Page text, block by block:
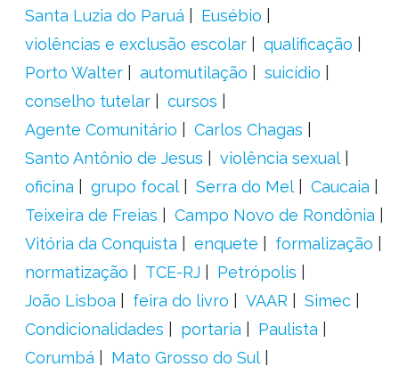
Santa Luzia do Paruá
Eusébio
violências e exclusão escolar
qualificação
Porto Walter
automutilação
suicídio
conselho tutelar
cursos
Agente Comunitário
Carlos Chagas
Santo Antônio de Jesus
violência sexual
oficina
grupo focal Serra do Mel
Caucaia
Teixeira de Freias
Campo Novo de Rondônia
Vitória da Conquista
enquete
formalização
normatização
TCE-RJ
Petrópolis
João Lisboa
feira do livro VAAR
Simec
Condicionalidades
portaria
Paulista
Corumbá
Mato Grosso do Sul